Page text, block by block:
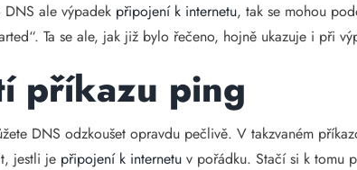
ale výpadek připojení k internetu, tak se mohou
Ta se ale, jak již bylo řečeno, hojně ukazuje i při
příkazu ping
DNS odzkoušet opravdu pečlivě. V takzvaném
jestli je připojení k internetu v pořádku. Stačí si k tomu